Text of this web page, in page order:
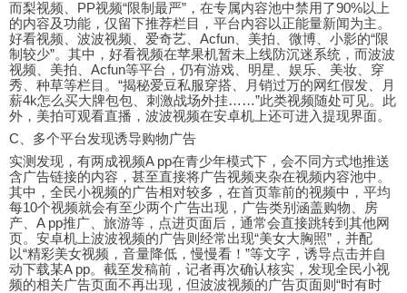
而梨视频、PP视频“限制最严”，在专属内容池中禁用了90%以上
的内容及功能，仅留下推荐栏目，平台内容以正能量新闻为主。
好看视频、波波视频、爱奇艺、Acfun、美拍、微博、小影的“限
制较少”。其中，好看视频在苹果机暂未上线防沉迷系统，而波波
视频、美拍、Acfun等平台，仍有游戏、明星、娱乐、美妆、穿
秀、种草等栏目。“揭秘爱豆私服穿搭、月销过万的网红假发、月
薪4k怎么买大牌包包、刺激战场外挂……”此类视频随处可见。此
外，美拍可观看直播，波波视频在安卓机上还可进入提现界面。
C、多个平台发现诱导购物广告
实测发现，有两成视频A pp在青少年模式下，会不同方式地推送
含广告链接的内容，甚至直接将广告视频夹杂在视频内容池中。
其中，全民小视频的广告相对较多，在首页靠前的视频中，平均
每10个视频就会有至少两个广告出现，广告类别涵盖购物、房
产、A pp推广、旅游等，点进页面后，通常会直接跳转到其他网
页。安卓机上波波视频的广告则经常出现“美女大胸照”，并配
以“精彩美女视频，音量降低，慢慢看！”等文字，诱导点击并自
动下载某A pp。截至发稿前，记者再次确认核实，发现全民小视
频的相关广告页面不再出现，但波波视频的广告页面则“时有时